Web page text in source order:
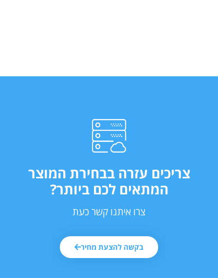
צריכים עזרה בבחירת המוצר
המתאים לכם ביותר?
צרו איתנו קשר כעת
בקשה להצעת מחיר